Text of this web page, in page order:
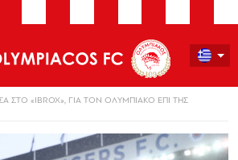
ΣΤΟ «IBROX», ΓΙΑ ΤΟΝ ΟΛΥΜΠΙΑΚΟ ΕΠΙ ΤΗΣ